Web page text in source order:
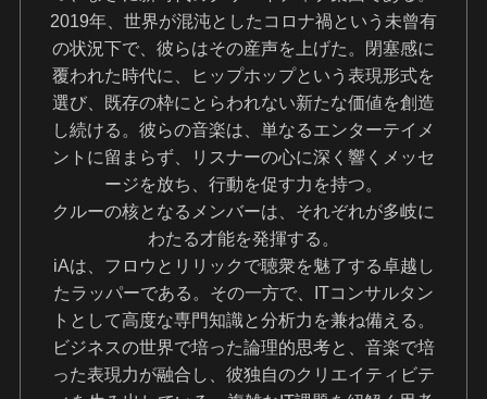
2019年、世界が混沌としたコロナ禍という未曾有
の状況下で、彼らはその産声を上げた。閉塞感に
覆われた時代に、ヒップホップという表現形式を
選び、既存の枠にとらわれない新たな価値を創造
し続ける。彼らの音楽は、単なるエンターテイメ
ントに留まらず、リスナーの心に深く響くメッセ
ージを放ち、行動を促す力を持つ。
クルーの核となるメンバーは、それぞれが多岐に
わたる才能を発揮する。
iAは、フロウとリリックで聴衆を魅了する卓越し
たラッパーである。その一方で、ITコンサルタン
トとして高度な専門知識と分析力を兼ね備える。
ビジネスの世界で培った論理的思考と、音楽で培
った表現力が融合し、彼独自のクリエイティビテ